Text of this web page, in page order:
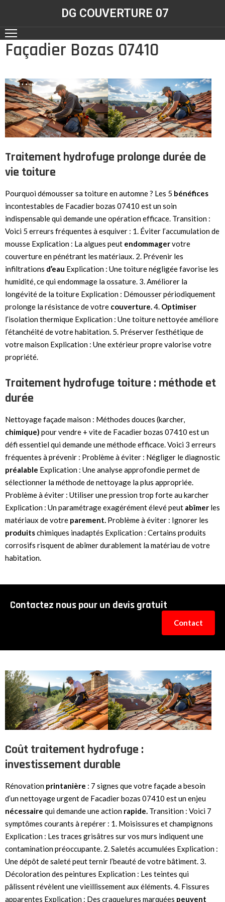
DG COUVERTURE 07
ACCUEIL
RÉALISATIONS
CONTACT
NOS
SERVICES
Façadier Bozas 07410
Traitement hydrofuge prolonge durée de
vie toiture
Pourquoi démousser sa toiture en automne ? Les 5 bénéfices
incontestables de Facadier bozas 07410 est un soin
indispensable qui demande une opération efficace. Transition :
Voici 5 erreurs fréquentes à esquiver : 1. Éviter l’accumulation de
mousse Explication : La algues peut endommagervotre
couverture en pénétrant les matériaux. 2. Prévenir les
infiltrations d’eau Explication : Une toiture négligée favorise les
humidité, ce qui endommage la ossature. 3. Améliorer la
longévité de la toiture Explication : Démousser périodiquement
prolonge la résistance de votre couverture.4. Optimiser
l’isolation thermique Explication : Une toiture nettoyée améliore
l’étanchéité de votre habitation. 5. Préserver l’esthétique de
votre maison Explication : Une extérieur propre valorise votre
propriété.
Traitement hydrofuge toiture : méthode et
durée
Nettoyage façade maison : Méthodes douces (karcher,
chimique) pour vendre + vite de Facadier bozas 07410 est un
défi essentiel qui demande une méthode efficace. Voici 3 erreurs
fréquentes à prévenir : Problème à éviter : Négliger le diagnostic
préalable Explication : Une analyse approfondie permet de
sélectionner la méthode de nettoyage la plus appropriée.
Problème à éviter : Utiliser une pression trop forte au karcher
Explication : Un paramétrage exagérément élevé peut abîmer les
matériaux de votre parement. Problème à éviter : Ignorer les
produitschimiques inadaptés Explication : Certains produits
corrosifs risquent de abîmer durablement la matériau de votre
habitation.
Contactez nous pour un devis gratuit
Contact
Coût traitement hydrofuge :
investissement durable
Rénovation printanière : 7 signes que votre façade a besoin
d’un nettoyage urgent de Facadier bozas 07410 est un enjeu
nécessaire qui demande une action rapide. Transition : Voici 7
symptômes courants à repérer : 1. Moisissures et champignons
Explication : Les traces grisâtres sur vos murs indiquent une
contamination préoccupante. 2. Saletés accumulées Explication :
Une dépôt de saleté peut ternir l’beauté de votre bâtiment. 3.
Décoloration des peintures Explication : Les teintes qui
pâlissent révèlent une vieillissement aux éléments. 4. Fissures
apparentes Explication : Des craquelures marquées peuvent